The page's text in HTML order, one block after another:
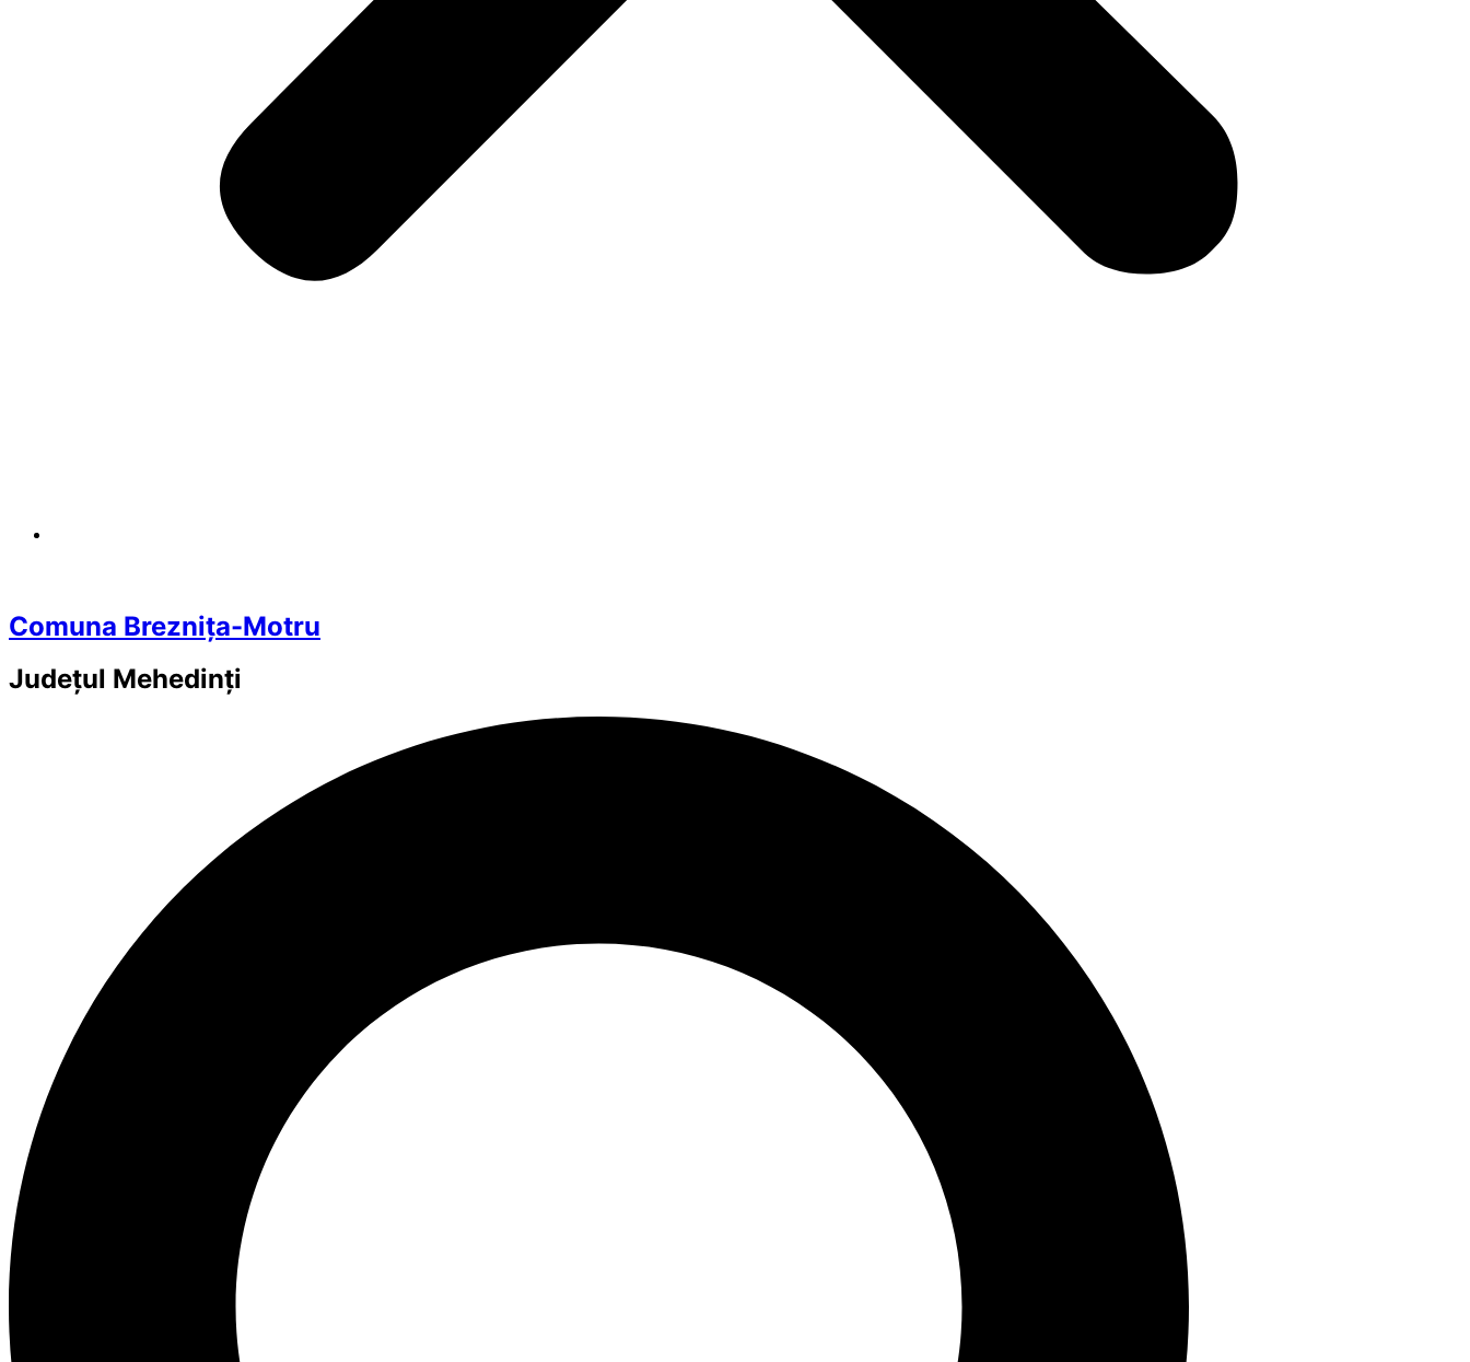
Comuna Breznița-Motru
Județul Mehedinți